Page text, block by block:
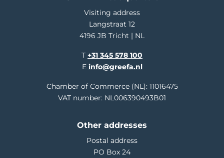
Visiting address
Langstraat 12
4196 JB Tricht | NL
T +31 345 578 100
E info@greefa.nl
Chamber of Commerce (NL): 11016475
VAT number: NL006390493B01
Other addresses
Postal address
PO Box 24